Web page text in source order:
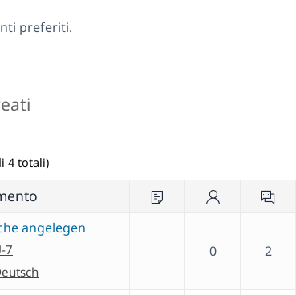
preferiti.
4 totali)
angelegen
7
0 2